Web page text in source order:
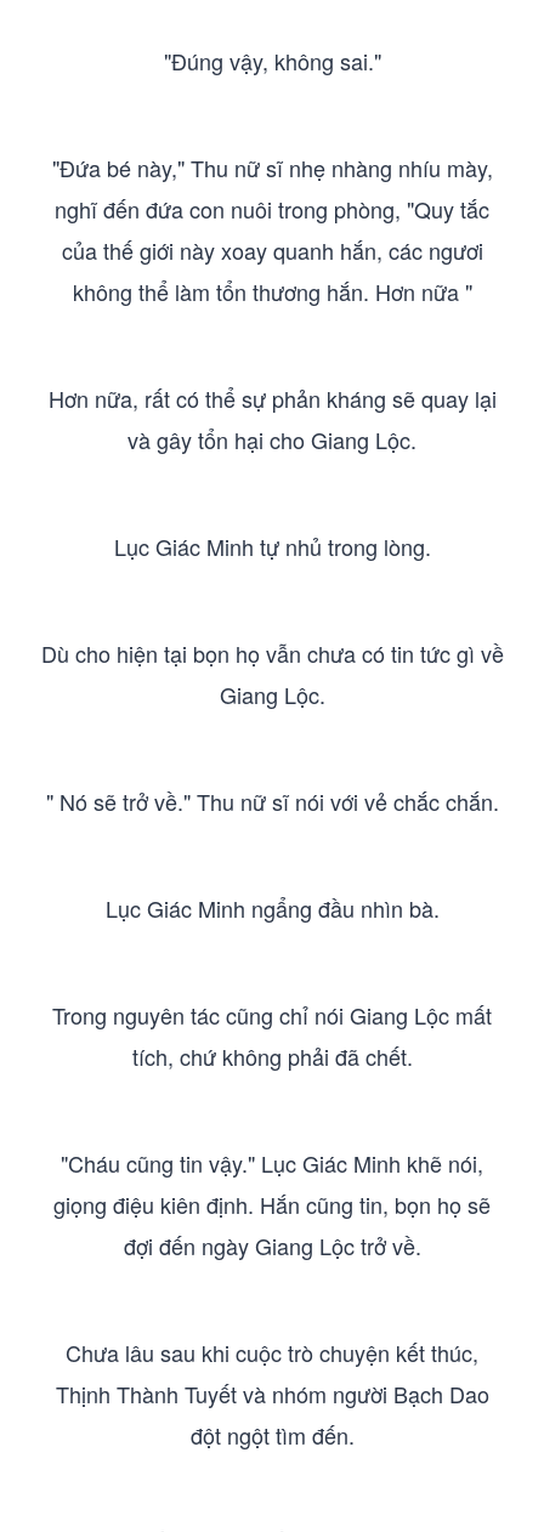
"Đúng vậy, không sai."
"Đứa bé này," Thu nữ sĩ nhẹ nhàng nhíu mày,
nghĩ đến đứa con nuôi trong phòng, "Quy tắc
của thế giới này xoay quanh hắn, các ngươi
không thể làm tổn thương hắn. Hơn nữa "
Hơn nữa, rất có thể sự phản kháng sẽ quay lại
và gây tổn hại cho Giang Lộc.
Lục Giác Minh tự nhủ trong lòng.
Dù cho hiện tại bọn họ vẫn chưa có tin tức gì về
Giang Lộc.
" Nó sẽ trở về." Thu nữ sĩ nói với vẻ chắc chắn.
Lục Giác Minh ngẩng đầu nhìn bà.
Trong nguyên tác cũng chỉ nói Giang Lộc mất
tích, chứ không phải đã chết.
"Cháu cũng tin vậy." Lục Giác Minh khẽ nói,
giọng điệu kiên định. Hắn cũng tin, bọn họ sẽ
đợi đến ngày Giang Lộc trở về.
Chưa lâu sau khi cuộc trò chuyện kết thúc,
Thịnh Thành Tuyết và nhóm người Bạch Dao
đột ngột tìm đến.